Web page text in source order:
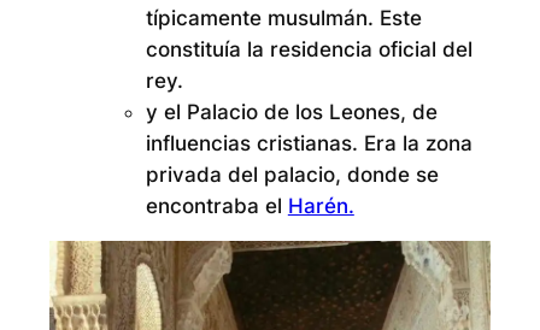
típicamente musulmán. Este
constituía la residencia oficial del
rey.
y el Palacio de los Leones, de
influencias cristianas. Era la zona
privada del palacio, donde se
encontraba el Harén.